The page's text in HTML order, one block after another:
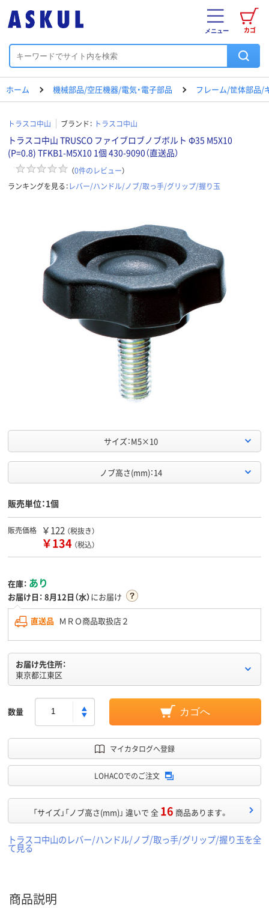
カゴ
メニュー
ホーム 機械部品/空圧機器/電気・電子部品 フレーム/筐体部品/
トラスコ中山 ブランド： トラスコ中山
トラスコ中山 TRUSCO ファイブロブノブボルト Φ35 M5X10
(P=0.8) TFKB1-M5X10 1個 430-9090（直送品）
（0件のレビュー）
ランキングを見る：レバー/ハンドル/ノブ/取っ手/グリップ/握り玉
サイズ：M5×10
ノブ高さ(mm)：14
販売単位：1個
販売価格 ￥122 （税抜き）
￥134 （税込）
在庫： あり
お届け日： 8月12日（水）にお届け
直送品 ＭＲＯ商品取扱店２
お届け先住所：
東京都江東区
数量 カゴへ
マイカタログへ登録
LOHACOでのご注文
「サイズ」「ノブ高さ(mm)」 違いで 全 16 商品あります。
トラスコ中山のレバー/ハンドル/ノブ/取っ手/グリップ/握り玉を全
て見る
商品説明